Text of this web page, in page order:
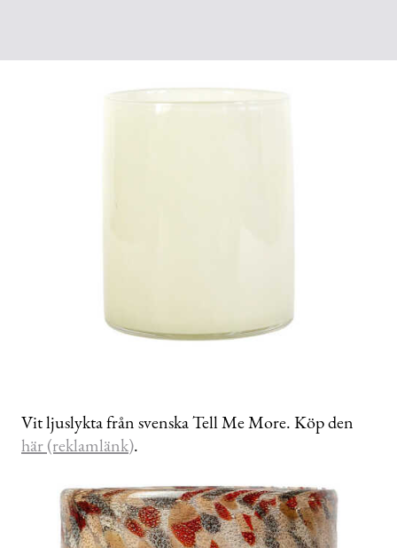
Vit ljuslykta från svenska Tell Me More. Köp den
här (reklamlänk).